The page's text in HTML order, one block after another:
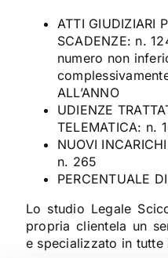
ATTI GIUDIZIARI
SCADENZE: n.
numero non
ALL’ANNO
UDIENZE
TELEMATICA: n.
NUOVI
n. 265
PERCENTUALE
Lo studio Legale
propria clientela un
e specializzato in